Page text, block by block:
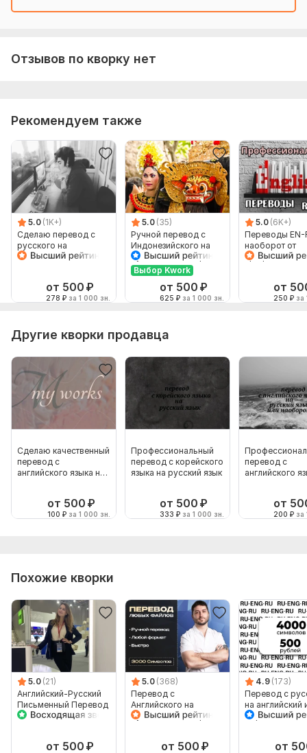
Отзывов по кворку нет
Рекомендуем также
5.0 (1K+)
Сделаю перевод с
русского на
английский и
от 500 ₽
278 ₽ за 1 000 зн.
5.0 (35)
Ручной перевод с
Индонезийского на
Русский и наоборот
Выбор Kwork
от 500 ₽
625 ₽ за 1 000 зн.
5.0 (6K+)
Переводы EN-
наоборот от
от
250 ₽ за
Другие кворки продавца
Сделаю качественный
перевод с
английского языка на
от 500 ₽
100 ₽ за 1 000 зн.
Профессиональный
перевод с корейского
языка на русский язык
от 500 ₽
333 ₽ за 1 000 зн.
перевод с
английского
от
200 ₽ за
Похожие кворки
5.0 (21)
Английский-Русский
Письменный Перевод
от
от 500 ₽
5.0 (368)
Перевод с
Английского на
Русский и наоборот
от 500 ₽
4.9 (173)
Перевод с
на английский
обратно
от